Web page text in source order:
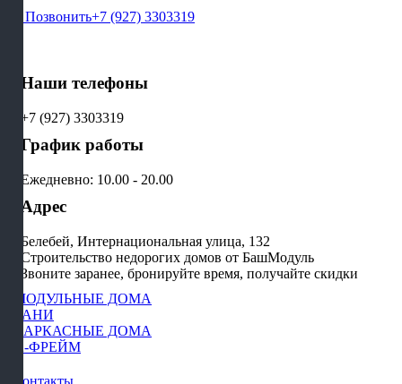
Позвонить+7 (927) 3303319
Наши телефоны
+7 (927) 3303319
График работы
Ежедневно: 10.00 - 20.00
Адрес
Белебей, Интернациональная улица, 132
Строительство недорогих домов от БашМодуль
Звоните заранее, бронируйте время, получайте скидки
Контакты
МОДУЛЬНЫЕ ДОМА
БАНИ
КАРКАСНЫЕ ДОМА
А-ФРЕЙМ